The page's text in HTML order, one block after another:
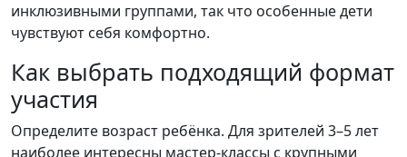
инклюзивными группами, так что особенные дети
чувствуют себя комфортно.
Как выбрать подходящий формат
участия
Определите возраст ребёнка. Для зрителей 3–5 лет
наиболее интересны мастер-классы с крупными